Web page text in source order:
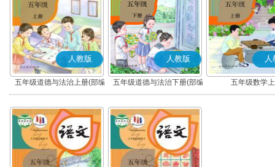
人教版
五年级道德与法治上册(部编
版)
人教版
五年级道德与法治下册(部编
版)
人
五年级数学